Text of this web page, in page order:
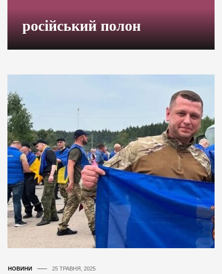
російський полон
НОВИНИ 25 ТРАВНЯ, 2025